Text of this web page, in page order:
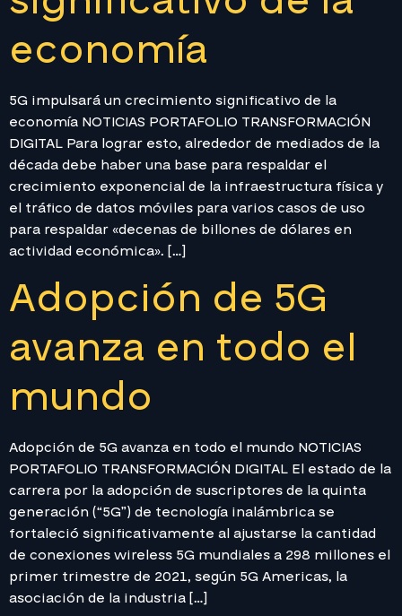
economía
5G impulsará un crecimiento significativo de la
economía NOTICIAS PORTAFOLIO TRANSFORMACIÓN
DIGITAL Para lograr esto, alrededor de mediados de la
década debe haber una base para respaldar el
crecimiento exponencial de la infraestructura física y
el tráfico de datos móviles para varios casos de uso
para respaldar «decenas de billones de dólares en
actividad económica». […]
Adopción de 5G
avanza en todo el
mundo
Adopción de 5G avanza en todo el mundo NOTICIAS
PORTAFOLIO TRANSFORMACIÓN DIGITAL El estado de la
carrera por la adopción de suscriptores de la quinta
generación (“5G”) de tecnología inalámbrica se
fortaleció significativamente al ajustarse la cantidad
de conexiones wireless 5G mundiales a 298 millones el
primer trimestre de 2021, según 5G Americas, la
asociación de la industria […]